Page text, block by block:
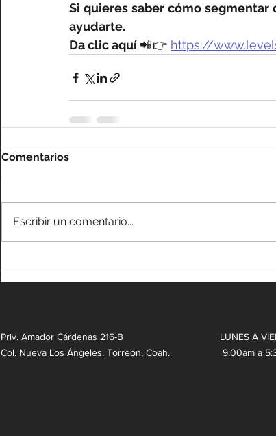
Si quieres saber cómo
ayudarte.
Da clic aquí 📲👉 https://
Comentarios
Escribir un comentario...
Priv. Amador Cárdenas 216-B
Col. Nueva Los Ángeles. Torreón, Coah.
LUNES A
9:00am a